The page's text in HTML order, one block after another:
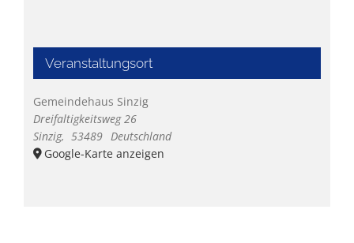
Veranstaltungsort
Gemeindehaus Sinzig
Dreifaltigkeitsweg 26
Sinzig, 53489 Deutschland
Google-Karte anzeigen